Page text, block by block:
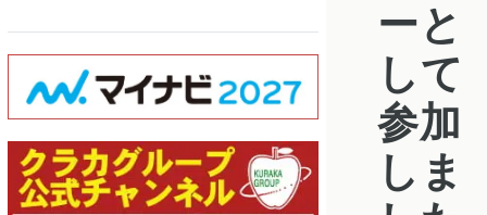
ーと
して
参加
しま